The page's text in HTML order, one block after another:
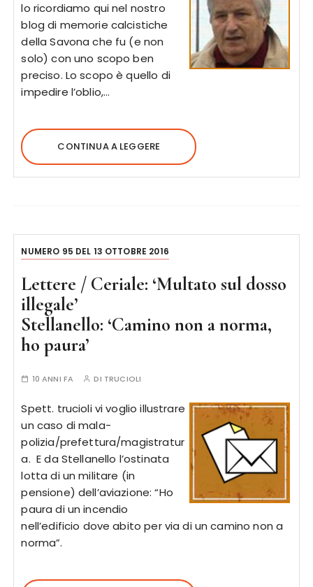
lo ricordiamo qui nel nostro
blog di memorie calcistiche
della Savona che fu (e non
solo) con uno scopo ben
preciso. Lo scopo è quello di
impedire l’oblio,…
CONTINUA A LEGGERE
NUMERO 95 DEL 13 OTTOBRE 2016
Lettere / Ceriale: ‘Multato sul dosso
illegale’
Stellanello: ‘Camino non a norma,
ho paura’
10 ANNI FA DI TRUCIOLI
Spett. trucioli vi voglio illustrare
un caso di mala-
polizia/prefettura/magistratur
a. E da Stellanello l’ostinata
lotta di un militare (in
pensione) dell’aviazione: “Ho
paura di un incendio
nell’edificio dove abito per via di un camino non a
norma”.